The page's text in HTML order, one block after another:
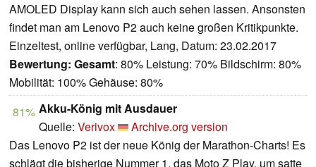
AMOLED Display kann sich auch sehen lassen. Ansonsten
findet man am Lenovo P2 auch keine großen Kritikpunkte.
Einzeltest, online verfügbar, Lang, Datum: 23.02.2017
Bewertung: Gesamt: 80% Leistung: 70% Bildschirm: 80%
Mobilität: 100% Gehäuse: 80%
81% Akku-König mit Ausdauer
Quelle: Verivox
Archive.org version
Das Lenovo P2 ist der neue König der Marathon-Charts! Es
schlägt die bisherige Nummer 1, das Moto Z Play, um satte